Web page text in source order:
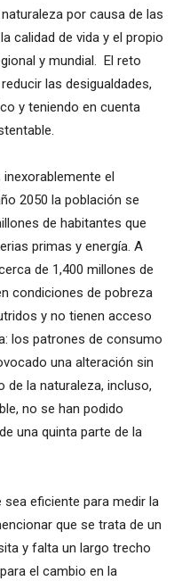
por causa de las
calidad de vida y el propio
y mundial. El reto
las desigualdades,
y teniendo en cuenta
el
2050 la población se
de habitantes que
primas y energía. A
de 1,400 millones de
condiciones de pobreza
y no tienen acceso
los patrones de consumo
una alteración sin
la naturaleza, incluso,
no se han podido
una quinta parte de la
eficiente para medir la
que se trata de un
y falta un largo trecho
el cambio en la